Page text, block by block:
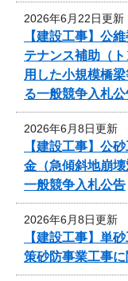
2026年6月22日更新
【建設工事】公
テナンス補助（
用した小規模橋
る一般競争入札公
2026年6月8日更新
【建設工事】公
金（急傾斜地崩
一般競争入札公告
2026年6月8日更新
【建設工事】単
策砂防事業工事